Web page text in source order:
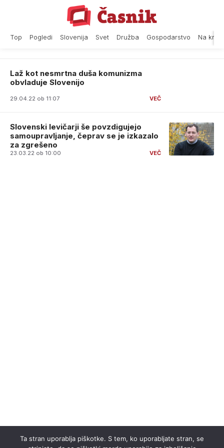
Top Pogledi Slovenija Svet Družba Gospodarstvo Na
Laž kot nesmrtna duša komunizma
obvladuje Slovenijo
29.04.22 ob 11:07
Slovenski levičarji še povzdigujejo
samoupravljanje, čeprav se je izkazalo
za zgrešeno
23.03.22 ob 10:00
Ta stran uporablja piškotke. S tem, ko uporabljate stran, se